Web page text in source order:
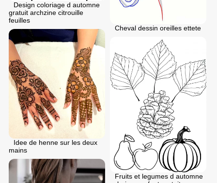
Design coloriage d automne
gratuit archzine citrouille
feuilles
Cheval dessin oreilles ettete
Idee de henne sur les deux
mains
Fruits et legumes d automne